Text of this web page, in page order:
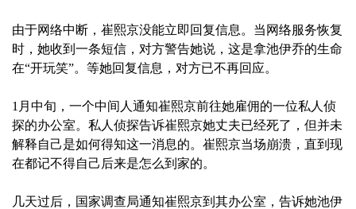
由于网络中断，崔熙京没能立即回复信息。当网络服务恢复
时，她收到一条短信，对方警告她说，这是拿池伊乔的生命
在“开玩笑”。等她回复信息，对方已不再回应。
1月中旬，一个中间人通知崔熙京前往她雇佣的一位私人侦
探的办公室。私人侦探告诉崔熙京她丈夫已经死了，但并未
解释自己是如何得知这一消息的。崔熙京当场崩溃，直到现
在都记不得自己后来是怎么到家的。
几天过后，国家调查局通知崔熙京到其办公室，告诉她池伊